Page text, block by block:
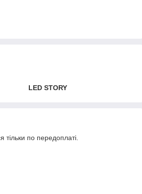
LED STORY
тільки по передоплаті.